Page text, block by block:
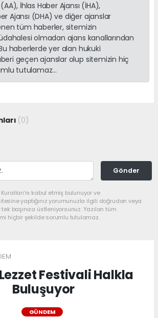
İhlas Haber Ajansı (İHA),
Ajansı (DHA) ve diğer ajanslar
tüm haberler, sitemizin
olmadan ajans kanallarından
haberlerde yer alan hukuki
geçen ajanslar olup sitemizin hiç
tutulamaz...
(0)
Gönder
kabul etmiş bulunuyor ve
yaptığınız yorumunuzla ilgili doğrudan veya
başınıza üstleniyorsunuz. Yazılan tüm
hiçbir şekilde sorumlu tutulamaz.
Festivali Halkla
Buluşuyor
GÜNDEM